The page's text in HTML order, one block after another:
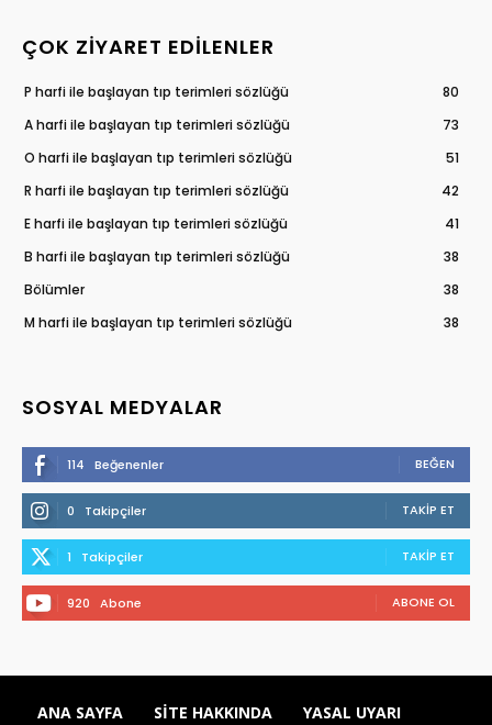
ÇOK ZIYARET EDILENLER
P harfi ile başlayan tıp terimleri sözlüğü
80
A harfi ile başlayan tıp terimleri sözlüğü
73
O harfi ile başlayan tıp terimleri sözlüğü
51
R harfi ile başlayan tıp terimleri sözlüğü
42
E harfi ile başlayan tıp terimleri sözlüğü
41
B harfi ile başlayan tıp terimleri sözlüğü
38
Bölümler
38
M harfi ile başlayan tıp terimleri sözlüğü
38
SOSYAL MEDYALAR
114 Beğenenler BEĞEN
0 Takipçiler TAKIP ET
1 Takipçiler TAKIP ET
920 Abone ABONE OL
ANA SAYFA SITE HAKKINDA YASAL UYARI